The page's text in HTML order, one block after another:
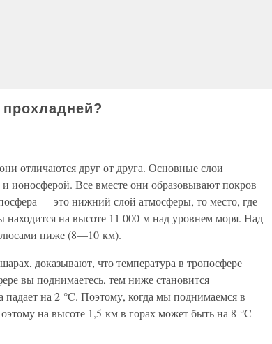
отличаются друг от друга. Основные слои
ионосферой. Все вместе они образовывают покров
— это нижний слой атмосферы, то место, где
на высоте 11 000 м над уровнем моря. Над
ниже (8—10 км).
доказывают, что температура в тропосфере
вы поднимаетесь, тем ниже становится
на 2 °C. Поэтому, когда мы поднимаемся в
на высоте 1,5 км в горах может быть на 8 °C